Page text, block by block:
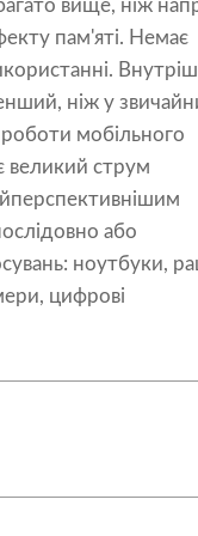
вище, ніж
пам'яті. Немає
ніж у
мобільного
великий струм
або
ноутбуки,
цифрові